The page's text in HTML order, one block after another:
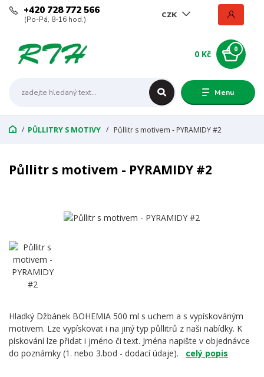
Menu
CZK
+420 728 772 566
(Po-Pá, 8-16 hod.)
0
0 Kč
PŮLLITRY S MOTIVY Půllitr s motivem - PYRAMIDY #2
Půllitr s motivem - PYRAMIDY #2
Hladký Džbánek BOHEMIA 500 ml s uchem a s vypískováným
motivem. Lze vypískovat i na jiný typ půllitrů z naši nabídky. K
pískování lze přidat i jméno či text. Jména napište v objednávce
do poznámky (1. nebo 3.bod - dodací údaje). celý popis